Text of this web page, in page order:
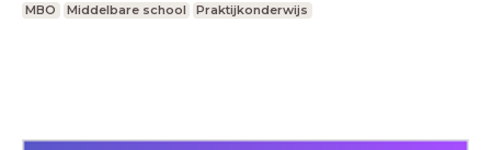
MBO
Middelbare school Praktijkonderwijs